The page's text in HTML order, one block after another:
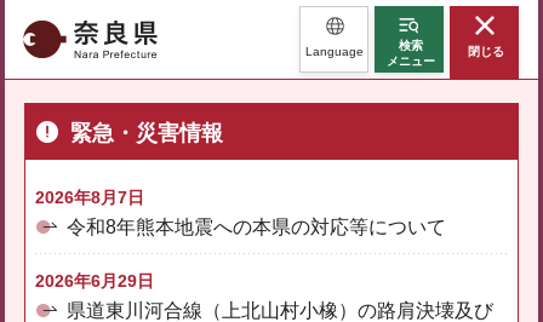
奈良県 Language
検索
メニュー
閉じる
緊急・災害情報
2026年8月7日
令和8年熊本地震への本県の対応等について
2026年6月29日
県道東川河合線（上北山村小橡）の路肩決壊及び